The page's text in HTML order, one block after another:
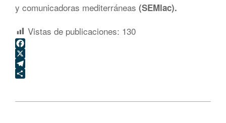
y comunicadoras mediterráneas (SEMlac).
Vistas de publicaciones: 130
Facebook
X
Telegram